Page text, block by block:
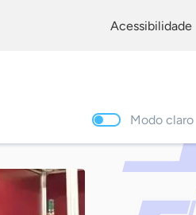
acessibilidade
Modo claro